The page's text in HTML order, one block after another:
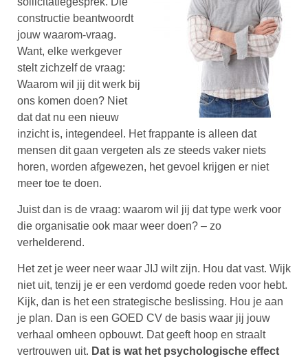
constructie beantwoordt
jouw waarom-vraag.
Want, elke werkgever
stelt zichzelf de vraag:
Waarom wil jij dit werk bij
ons komen doen? Niet
dat dat nu een nieuw
inzicht is, integendeel. Het frappante is alleen dat
mensen dit gaan vergeten als ze steeds vaker niets
horen, worden afgewezen, het gevoel krijgen er niet
meer toe te doen.
Juist dan is de vraag: waarom wil jij dat type werk voor
die organisatie ook maar weer doen? – zo
verhelderend.
Het zet je weer neer waar JIJ wilt zijn. Hou dat vast. Wijk
niet uit, tenzij je er een verdomd goede reden voor hebt.
Kijk, dan is het een strategische beslissing. Hou je aan
je plan. Dan is een GOED CV de basis waar jij jouw
verhaal omheen opbouwt. Dat geeft hoop en straalt
vertrouwen uit. Dat is wat het psychologische effect